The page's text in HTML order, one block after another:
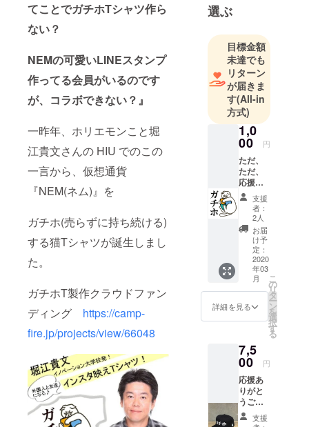
てことでガチホTシャツ作ら
ない？
NEMの可愛いLINEスタンプ
作ってる会員がいるのです
が、コラボできない？』
一昨年、ホリエモンこと堀
江貴文さんの HIU でのこの
一言から、仮想通貨
『NEM(ネム)』を
ガチホ(売らずに持ち続ける)
する猫Tシャツが誕生しまし
た。
ガチホT製作クラウドファン
ディング https://camp-
fire.jp/projects/view/66048
選ぶ
目標金額
未達でも
リターン
が届きま
す(All-in
方式)
1,0
00 円
ただ、
ただ、
応援し
てくだ
さる方
へ。 応
援、あ
りがと
うござ
いま
す！！
『ガチ
ホ』と
叫びな
がら
メール
せて頂
きま
す！！
支援
者：
2人
お届
け予
定：
2020
年03
月
詳細を見る
こ
の
リ
タ
ー
ン
を
選
択
す
る
7,5
00 円
応援あ
りがと
うござ
いま
す！ ガ
支援